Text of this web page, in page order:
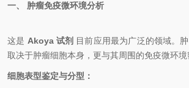
一、 肿瘤免疫微环境分析
这是 Akoya 试剂 目前应用最为广泛的领域。
取决于肿瘤细胞本身，更与其周围的免疫微环境
细胞表型鉴定与分型：